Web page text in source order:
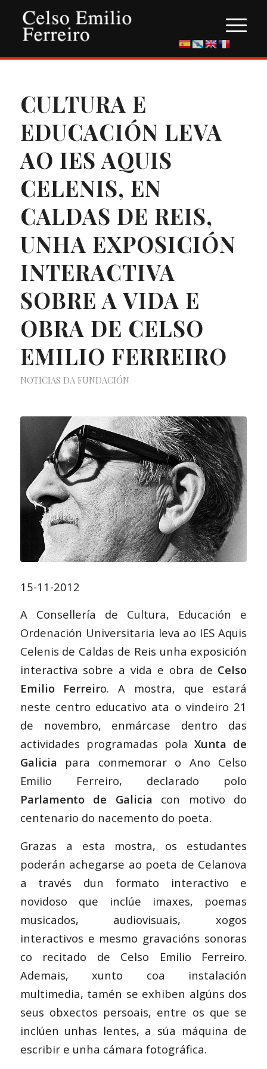
CULTURA E
EDUCACIÓN LEVA
AO IES AQUIS
CELENIS, EN
CALDAS DE REIS,
UNHA EXPOSICIÓN
INTERACTIVA
SOBRE A VIDA E
OBRA DE CELSO
EMILIO FERREIRO
NOTICIAS DA FUNDACIÓN
15-11-2012
A Consellería de Cultura, Educación e
Ordenación Universitaria leva ao IES Aquis
Celenis de Caldas de Reis unha exposición
interactiva sobre a vida e obra de Celso
Emilio Ferreiro. A mostra, que estará
neste centro educativo ata o vindeiro 21
de novembro, enmárcase dentro das
actividades programadas polaXunta de
Galicia para conmemorar o Ano Celso
Emilio Ferreiro, declarado polo
Parlamento de Galicia con motivo do
centenario do nacemento do poeta.
Grazas a esta mostra, os estudantes
poderán achegarse ao poeta de Celanova
a través dun formato interactivo e
novidoso que inclúe imaxes, poemas
musicados, audiovisuais, xogos
interactivos e mesmo gravacións sonoras
co recitado de Celso Emilio Ferreiro.
Ademais, xunto coa instalación
multimedia, tamén se exhiben algúns dos
seus obxectos persoais, entre os que se
inclúen unhas lentes, a súa máquina de
escribir e unha cámara fotográfica.